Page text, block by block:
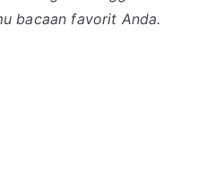
bacaan favorit Anda.